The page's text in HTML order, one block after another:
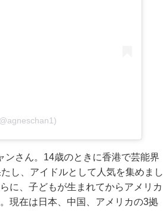
さん。14歳のときに香港で芸能界
し、アイドルとして人気を集めまし
に、子どもが生まれてからアメリカ
現在は日本、中国、アメリカの3拠